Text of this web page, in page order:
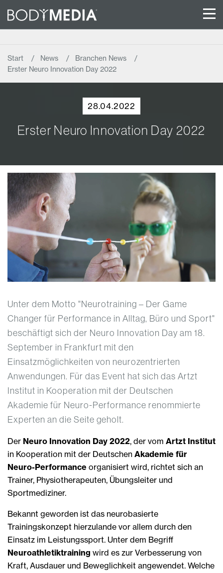
Start News
Branchen News
Erster Neuro Innovation Day 2022
28.04.2022
Erster Neuro Innovation Day 2022
Unter dem Motto "Neurotraining – Der Game
Changer für Performance in Alltag, Büro und Sport"
beschäftigt sich der Neuro Innovation Day am 18.
September in Frankfurt mit den
Einsatzmöglichkeiten von neurozentrierten
Anwendungen. Für das Event hat sich das Artzt
Institut in Kooperation mit der Deutschen
Akademie für Neuro-Performance renommierte
Experten an die Seite geholt.
Der Neuro Innovation Day 2022, der vom Artzt Institut
in Kooperation mit der Deutschen Akademie für
Neuro-Performance organisiert wird, richtet sich an
Trainer, Physiotherapeuten, Übungsleiter und
Sportmediziner.
Bekannt geworden ist das neurobasierte
Trainingskonzept hierzulande vor allem durch den
Einsatz im Leistungssport. Unter dem Begriff
Neuroathletiktraining wird es zur Verbesserung von
Kraft, Ausdauer und Beweglichkeit angewendet. Welche